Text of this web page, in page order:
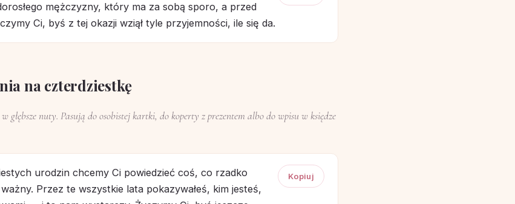
mężczyzny, który ma za sobą sporo, a przed
Ci, byś z tej okazji wziął tyle przyjemności, ile się da.
na czterdziestkę
głębsze nuty. Pasują do osobistej kartki, do koperty z prezentem albo do wpisu w księdze
urodzin chcemy Ci powiedzieć coś, co rzadko
Przez te wszystkie lata pokazywałeś, kim jesteś,
Kopiuj